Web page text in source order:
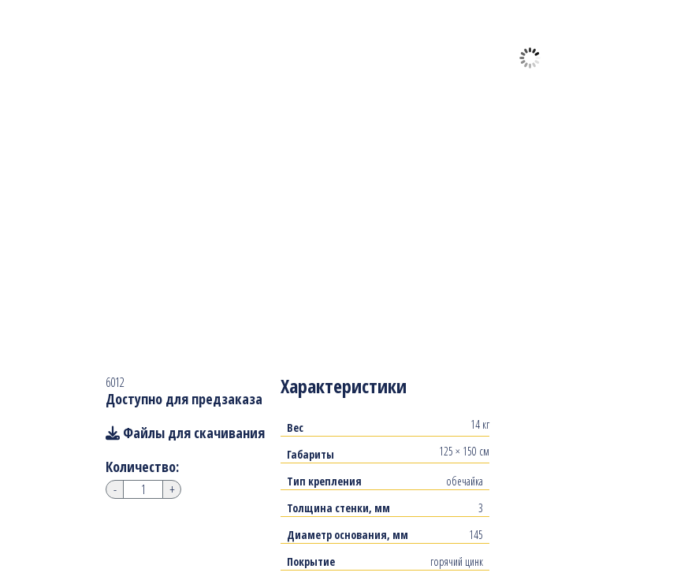
Характеристики
Вес
14 кг
Габариты
125 × 150 см
Тип крепления
обечайка
Толщина стенки, мм
3
Диаметр основания, мм
145
Покрытие
горячий цинк
6012
Доступно для предзаказа
Файлы для скачивания
Количество:
- +